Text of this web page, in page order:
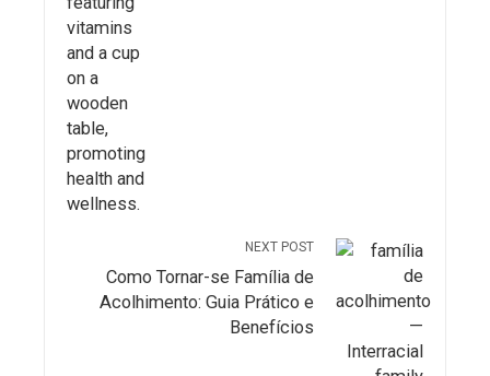
NEXT POST
Como Tornar-se Família de
Acolhimento: Guia Prático e
Benefícios